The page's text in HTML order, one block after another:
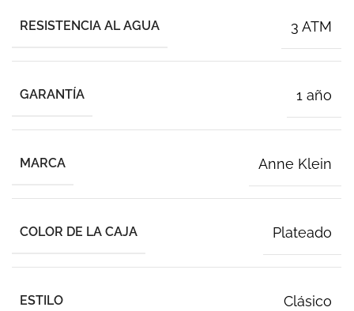
RESISTENCIA AL AGUA 3 ATM
GARANTÍA 1 año
MARCA Anne Klein
COLOR DE LA CAJA Plateado
ESTILO Clásico